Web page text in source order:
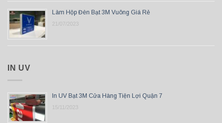
Làm Hộp Đèn Bạt 3M Vuông Giá Rẻ
21/07/2023
IN UV
In UV Bạt 3M Cửa Hàng Tiện Lợi Quận 7
15/11/2023